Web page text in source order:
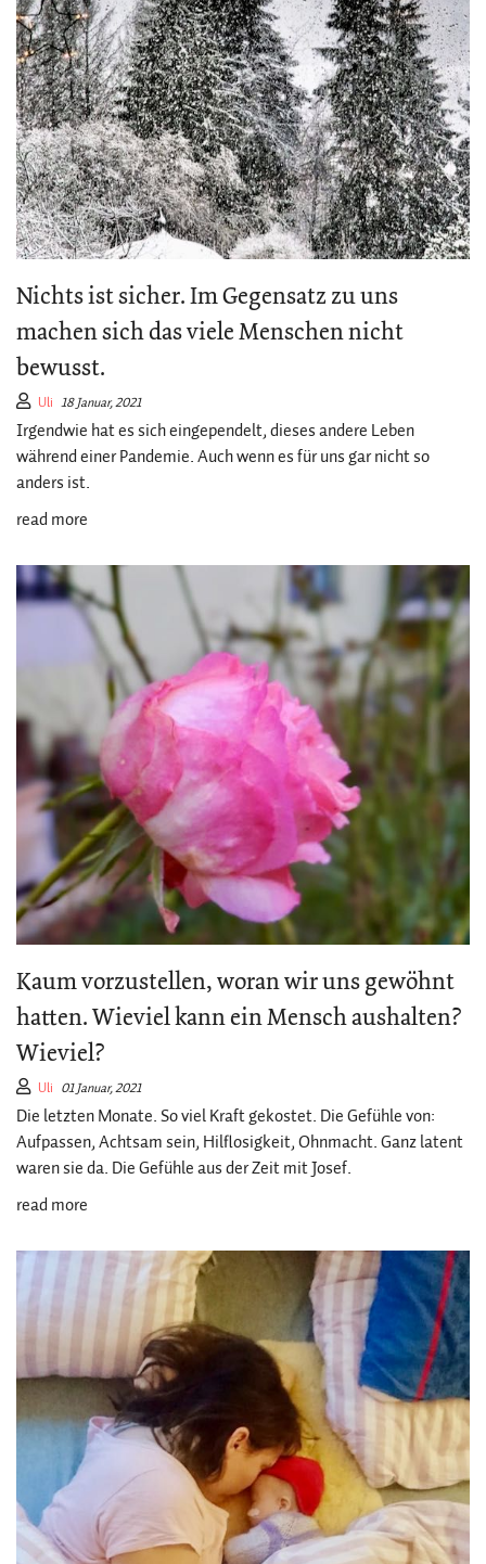
Nichts ist sicher. Im Gegensatz zu uns
machen sich das viele Menschen nicht
bewusst.
Uli 18 Januar, 2021
Irgendwie hat es sich eingependelt, dieses andere Leben
während einer Pandemie. Auch wenn es für uns gar nicht so
anders ist.
read more
Kaum vorzustellen, woran wir uns gewöhnt
hatten. Wieviel kann ein Mensch aushalten?
Wieviel?
Uli 01 Januar, 2021
Die letzten Monate. So viel Kraft gekostet. Die Gefühle von:
Aufpassen, Achtsam sein, Hilflosigkeit, Ohnmacht. Ganz latent
waren sie da. Die Gefühle aus der Zeit mit Josef.
read more